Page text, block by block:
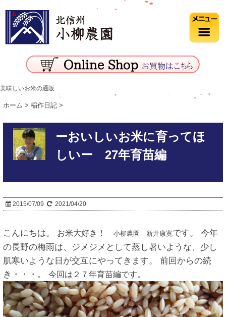
美味しいお米の通販
ホーム > 稲作日記 >
ーおいしいお米に育ってほ
しいー 27年育苗編
2015/07/09 2021/04/20
こんにちは。 お米大好き！ 小柳農園 新井康寛です。 今年
の長野の梅雨は、ジメジメとして蒸し暑いような、少し
肌寒いような日が交互にやってきます。 前回からの続
き・・・。 今回は２７年育苗編です。